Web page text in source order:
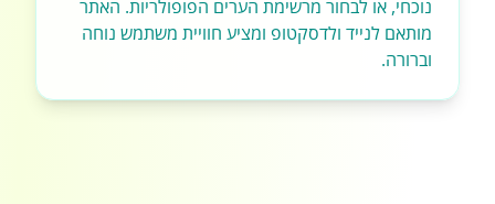
נוכחי, או לבחור מרשימת הערים הפופולריות. האתר
מותאם לנייד ולדסקטופ ומציע חוויית משתמש נוחה
וברורה.